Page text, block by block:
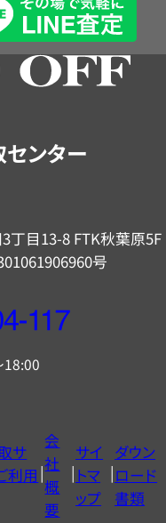
ンター
丁目13-8 FTK秋葉原5F
号
18:00
サ
利用
会
社
概
要
サイ
トマ
ップ
ダウン
ロード
書類